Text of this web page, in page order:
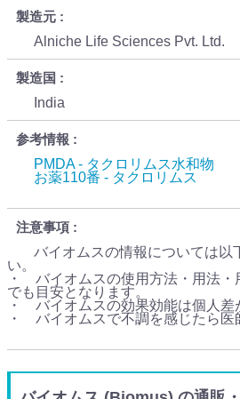
製造元
Alniche Life Sciences Pvt. Ltd.
製造国
India
参考情報
PMDA - タクロリムス水和物
お薬110番 - タクロリムス
注意事項
バイオムスの情報については以
い。
・ バイオムスの使用方法・用法・
でも目安となります。
・ バイオムスの効果効能は個人差
・ バイオムスで不調を感じたら医